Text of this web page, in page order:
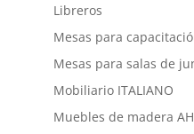
Libreros
Mesas para
Mesas para salas de
Mobiliario ITALIANO
Muebles de madera